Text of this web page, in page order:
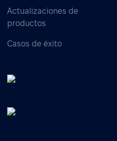
Actualizaciones de
productos
Casos de éxito